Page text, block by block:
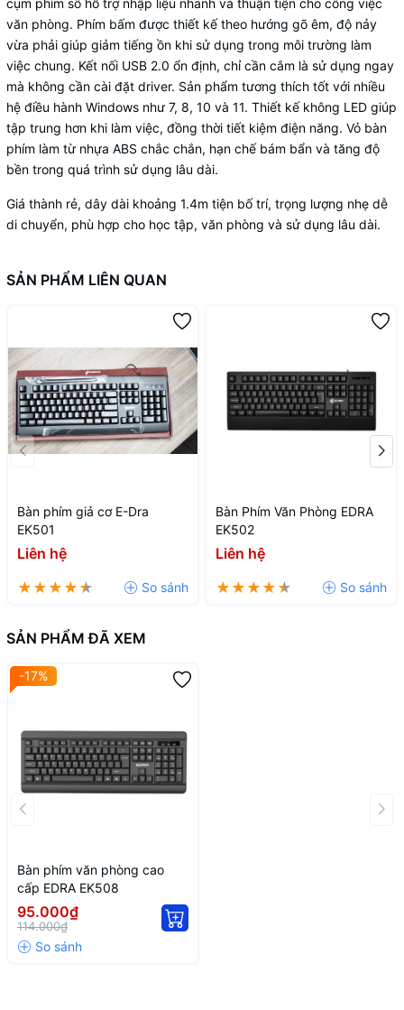
cụm phím số hỗ trợ nhập liệu nhanh và thuận tiện cho công việc
văn phòng. Phím bấm được thiết kế theo hướng gõ êm, độ nảy
vừa phải giúp giảm tiếng ồn khi sử dụng trong môi trường làm
việc chung. Kết nối USB 2.0 ổn định, chỉ cần cắm là sử dụng ngay
mà không cần cài đặt driver. Sản phẩm tương thích tốt với nhiều
hệ điều hành Windows như 7, 8, 10 và 11. Thiết kế không LED giúp
tập trung hơn khi làm việc, đồng thời tiết kiệm điện năng. Vỏ bàn
phím làm từ nhựa ABS chắc chắn, hạn chế bám bẩn và tăng độ
bền trong quá trình sử dụng lâu dài.
Giá thành rẻ, dây dài khoảng 1.4m tiện bố trí, trọng lượng nhẹ dễ
di chuyển, phù hợp cho học tập, văn phòng và sử dụng lâu dài.
SẢN PHẨM LIÊN QUAN
Bàn phím giả cơ E-Dra
EK501
Liên hệ
Bàn Phím Văn Phòng EDRA
EK502
Liên hệ
SẢN PHẨM ĐÃ XEM
-17%
Bàn phím văn phòng cao
cấp EDRA EK508
95.000₫
114.000₫